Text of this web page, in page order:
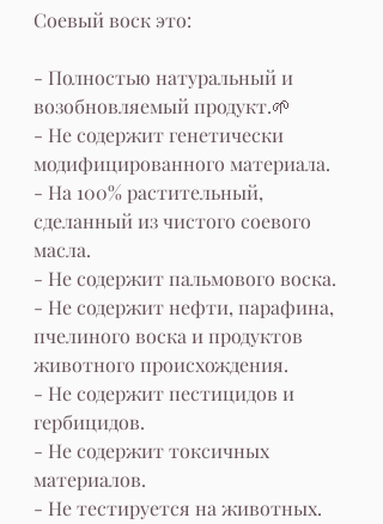
Соевый воск это:
- Полностью натуральный и
возобновляемый продукт.🌱
- Не содержит генетически
модифицированного материала.
- На 100% растительный,
сделанный из чистого соевого
масла.
- Не содержит пальмового воска.
- Не содержит нефти, парафина,
пчелиного воска и продуктов
животного происхождения.
- Не содержит пестицидов и
гербицидов.
- Не содержит токсичных
материалов.
- Не тестируется на животных.